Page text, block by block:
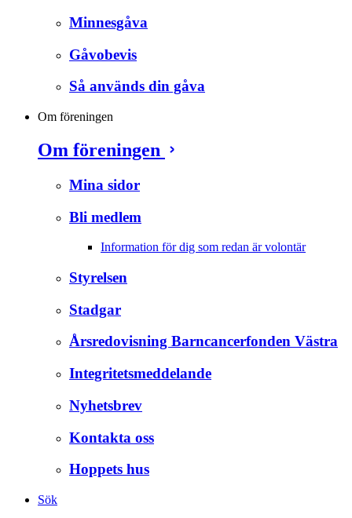
Minnesgåva
Gåvobevis
Så används din gåva
Om föreningen
Om föreningen
Mina sidor
Bli medlem
Information för dig som redan är volontär
Styrelsen
Stadgar
Årsredovisning Barncancerfonden Västra
Integritetsmeddelande
Nyhetsbrev
Kontakta oss
Hoppets hus
Sök